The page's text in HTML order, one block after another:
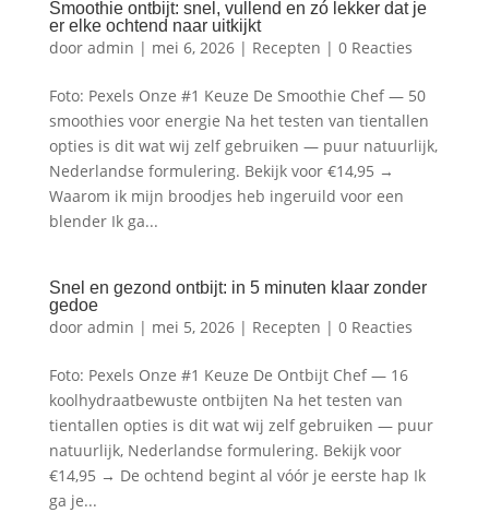
Smoothie ontbijt: snel, vullend en zó lekker dat je
er elke ochtend naar uitkijkt
door admin | mei 6, 2026| Recepten | 0 Reacties
Foto: Pexels Onze #1 Keuze De Smoothie Chef — 50
smoothies voor energie Na het testen van tientallen
opties is dit wat wij zelf gebruiken — puur natuurlijk,
Nederlandse formulering. Bekijk voor €14,95 →
Waarom ik mijn broodjes heb ingeruild voor een
blender Ik ga...
Snel en gezond ontbijt: in 5 minuten klaar zonder
gedoe
door admin | mei 5, 2026| Recepten | 0 Reacties
Foto: Pexels Onze #1 Keuze De Ontbijt Chef — 16
koolhydraatbewuste ontbijten Na het testen van
tientallen opties is dit wat wij zelf gebruiken — puur
natuurlijk, Nederlandse formulering. Bekijk voor
€14,95 → De ochtend begint al vóór je eerste hap Ik
ga je...